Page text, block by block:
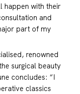
happen with their
and
part of my
renowned
surgical beauty
concludes: “I
classics